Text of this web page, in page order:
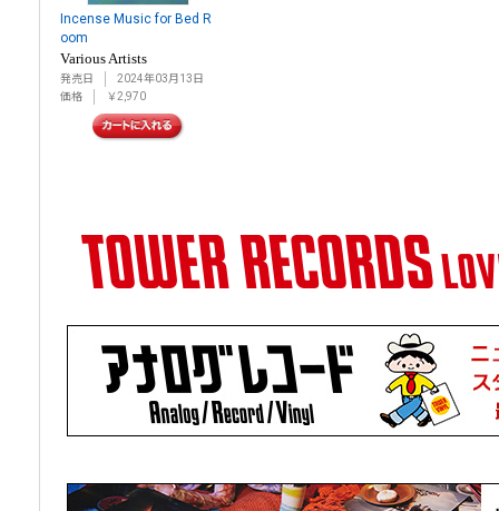
Incense Music for Bed R
oom
Various Artists
発売日
2024年03月13日
価格
￥2,970